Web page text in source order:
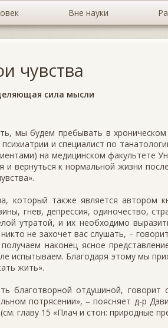
Вне науки
чувства
сила мысли
мы будем пребывать в
и специалист по
на медицинском факультете
и вернуться к нормальной жизни
который также является автором
гнев, депрессия, одиночество,
утратой, и их необходимо
не захочет вас слушать, –
наконец ясное
испытываем. Благодаря этому мы
жить».
благотворной отдушиной,
потрясении», – поясняет д-р
главу 15 «Плач и стон: природные